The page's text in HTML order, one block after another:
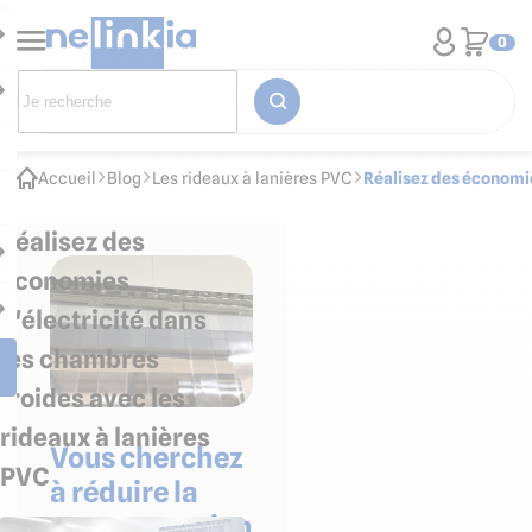
0
Accueil Blog Les rideaux à lanières PVC Réalisez des
Réalisez des
économies
d'électricité dans
les chambres
froides avec les
rideaux à lanières
PVC
Vous cherchez
à réduire la